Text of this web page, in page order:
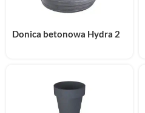
Donica betonowa Hydra 2